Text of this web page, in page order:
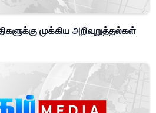
முக்கிய அறிவுறுத்தல்கள்